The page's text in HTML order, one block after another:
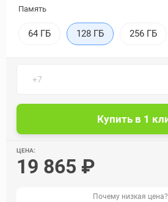
Память
64 ГБ 128 ГБ 256 ГБ
ЦЕНА:
19 865 ₽
Почему низкая цена?